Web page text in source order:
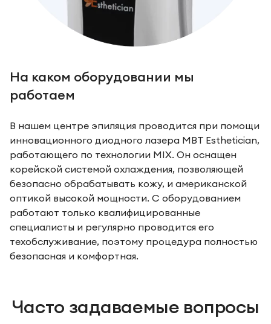
На каком оборудовании мы
работаем
В нашем центре эпиляция проводится при помощи
инновационного диодного лазера MBT Esthetician,
работающего по технологии MIX. Он оснащен
корейской системой охлаждения, позволяющей
безопасно обрабатывать кожу, и американской
оптикой высокой мощности. С оборудованием
работают только квалифицированные
специалисты и регулярно проводится его
техобслуживание, поэтому процедура полностью
безопасная и комфортная.
Часто задаваемые вопросы